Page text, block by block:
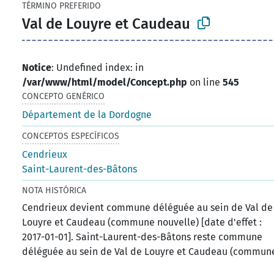
TÉRMINO PREFERIDO
Val de Louyre et Caudeau
Notice: Undefined index: in
/var/www/html/model/Concept.php on line545
CONCEPTO GENÉRICO
Département de la Dordogne
CONCEPTOS ESPECÍFICOS
Cendrieux
Saint-Laurent-des-Bâtons
NOTA HISTÓRICA
Cendrieux devient commune déléguée au sein de Val de
Louyre et Caudeau (commune nouvelle) [date d'effet :
2017-01-01]. Saint-Laurent-des-Bâtons reste commune
déléguée au sein de Val de Louyre et Caudeau